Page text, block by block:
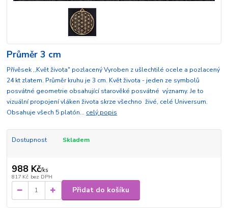
Průměr 3 cm
Přívěsek ,,Květ života" pozlacený Vyroben z ušlechtilé ocele a pozlacený
24 kt zlatem. Průměr kruhu je 3 cm. Květ života - jeden ze symbolů
posvátné geometrie obsahující starověké posvátné významy. Je to
vizuální propojení vláken života skrze všechno živé, celé Universum.
Obsahuje všech 5 platón... celý popis
Dostupnost Skladem
988 Kč/ks
817 Kč bez DPH
Přidat do košíku